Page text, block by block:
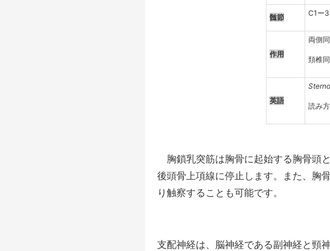
髄節 C1ー3
作用
両側
頚椎
英語
読み
胸鎖乳突筋は胸骨に起始する胸骨頭
後頭骨上項線に停止します。また、胸
り触察することも可能です。
支配神経は、脳神経である副神経と頸